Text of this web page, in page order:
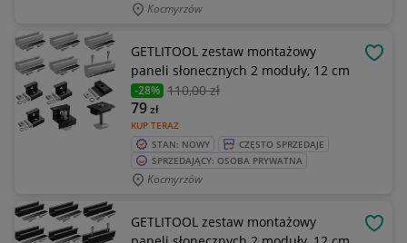
Kocmyrzów
GETLITOOL zestaw montażowy
paneli słonecznych 2 moduły, 12 cm
-28% 110,00 zł
KUP TERAZ
79zł
STAN: NOWY
CZĘSTO SPRZEDAJE
SPRZEDAJĄCY: OSOBA PRYWATNA
Kocmyrzów
GETLITOOL zestaw montażowy